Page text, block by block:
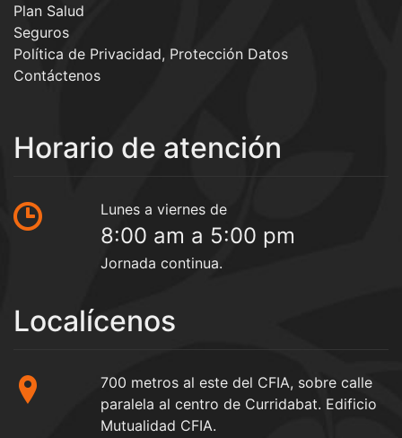
Plan Salud
Seguros
Política de Privacidad, Protección Datos
Contáctenos
Horario de atención
Lunes a viernes de
8:00 am a 5:00 pm
Jornada continua.
Localícenos
700 metros al este del CFIA, sobre calle
paralela al centro de Curridabat. Edificio
Mutualidad CFIA.